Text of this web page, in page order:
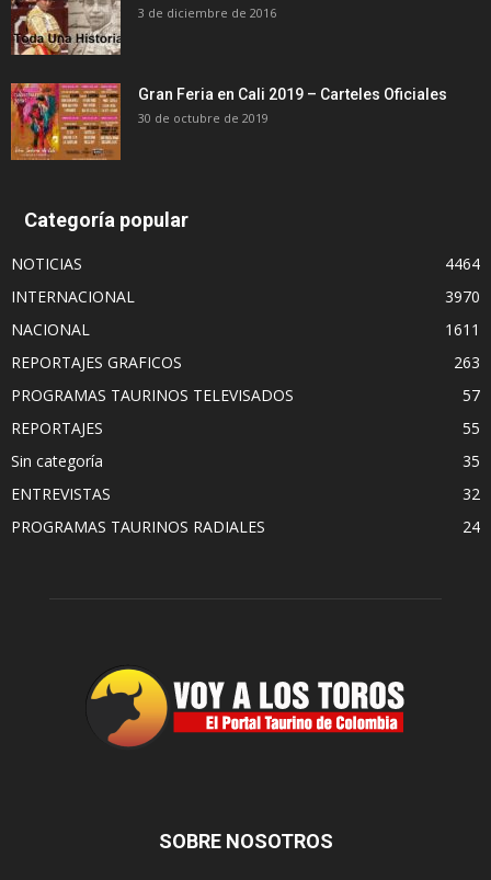
3 de diciembre de 2016
Gran Feria en Cali 2019 – Carteles Oficiales
30 de octubre de 2019
Categoría popular
NOTICIAS
4464
INTERNACIONAL
3970
NACIONAL
1611
REPORTAJES GRAFICOS
263
PROGRAMAS TAURINOS TELEVISADOS
57
REPORTAJES
55
Sin categoría
35
ENTREVISTAS
32
PROGRAMAS TAURINOS RADIALES
24
SOBRE NOSOTROS